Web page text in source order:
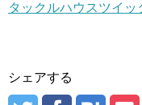
タックルハウスツイッ
シェアする